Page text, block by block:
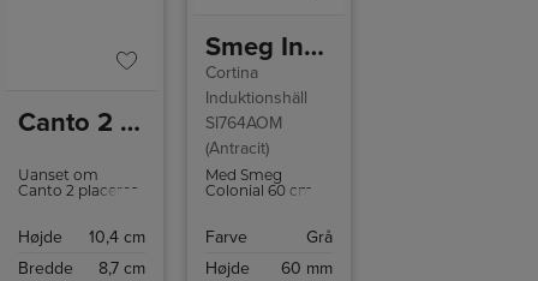
Canto 2 | Wall Light | Galvanized
Uanset om
Canto 2 placeres
helt speciel
Højde
10,4 cm
Bredde
8,7 cm
Smeg Induktionskogeplade SI764AOM
Cortina
Induktionshäll
SI764AOM
(Antracit)
Med Smeg
Colonial 60 cm
du tilberede mad
takket være 4
Farve
Grå
Højde
60 mm